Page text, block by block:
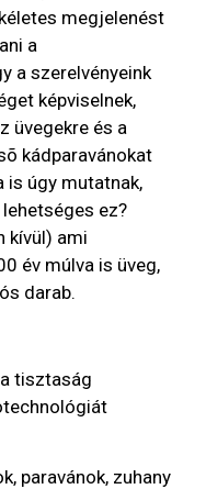
megjelenést
a
a szerelvényeink
képviselnek,
üvegekre és a
kádparavánokat
is úgy mutatnak,
ez?
kívül) ami
év múlva is üveg,
darab.
tisztaság
paravánok, zuhany